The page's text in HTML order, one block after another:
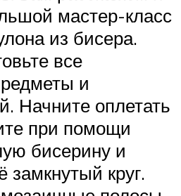
мастер-класс
из бисера.
все
и
Начните оплетать
при помощи
бисерину и
замкнутый круг.